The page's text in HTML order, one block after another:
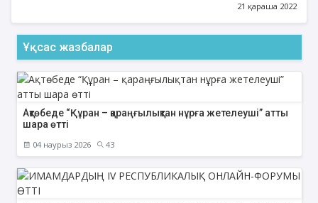
21 қараша 2022
Ұқсас жазбалар
Ақтөбеде “Құран – қараңғылықтан нұрға жетелеуші” атты
шара өтті
04 наурыз 2026 43